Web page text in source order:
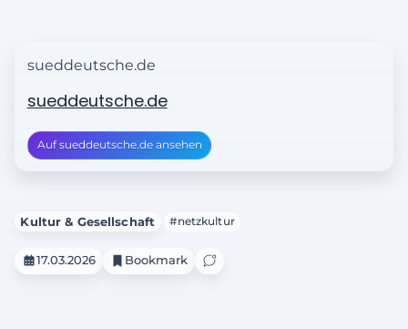
sueddeutsche.de
sueddeutsche.de
Auf sueddeutsche.de ansehen
Kultur & Gesellschaft #netzkultur
17.03.2026 Bookmark